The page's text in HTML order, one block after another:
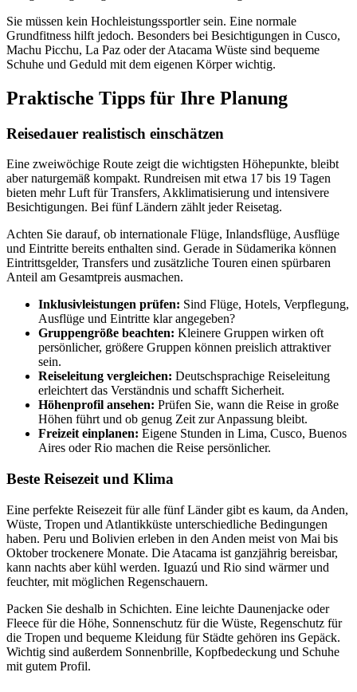
Sie müssen kein Hochleistungssportler sein. Eine normale
Grundfitness hilft jedoch. Besonders bei Besichtigungen in Cusco,
Machu Picchu, La Paz oder der Atacama Wüste sind bequeme
Schuhe und Geduld mit dem eigenen Körper wichtig.
Praktische Tipps für Ihre Planung
Reisedauer realistisch einschätzen
Eine zweiwöchige Route zeigt die wichtigsten Höhepunkte, bleibt
aber naturgemäß kompakt. Rundreisen mit etwa 17 bis 19 Tagen
bieten mehr Luft für Transfers, Akklimatisierung und intensivere
Besichtigungen. Bei fünf Ländern zählt jeder Reisetag.
Achten Sie darauf, ob internationale Flüge, Inlandsflüge, Ausflüge
und Eintritte bereits enthalten sind. Gerade in Südamerika können
Eintrittsgelder, Transfers und zusätzliche Touren einen spürbaren
Anteil am Gesamtpreis ausmachen.
Inklusivleistungen prüfen: Sind Flüge, Hotels, Verpflegung,
Ausflüge und Eintritte klar angegeben?
Gruppengröße beachten: Kleinere Gruppen wirken oft
persönlicher, größere Gruppen können preislich attraktiver
sein.
Reiseleitung vergleichen: Deutschsprachige Reiseleitung
erleichtert das Verständnis und schafft Sicherheit.
Höhenprofil ansehen: Prüfen Sie, wann die Reise in große
Höhen führt und ob genug Zeit zur Anpassung bleibt.
Freizeit einplanen: Eigene Stunden in Lima, Cusco, Buenos
Aires oder Rio machen die Reise persönlicher.
Beste Reisezeit und Klima
Eine perfekte Reisezeit für alle fünf Länder gibt es kaum, da Anden,
Wüste, Tropen und Atlantikküste unterschiedliche Bedingungen
haben. Peru und Bolivien erleben in den Anden meist von Mai bis
Oktober trockenere Monate. Die Atacama ist ganzjährig bereisbar,
kann nachts aber kühl werden. Iguazú und Rio sind wärmer und
feuchter, mit möglichen Regenschauern.
Packen Sie deshalb in Schichten. Eine leichte Daunenjacke oder
Fleece für die Höhe, Sonnenschutz für die Wüste, Regenschutz für
die Tropen und bequeme Kleidung für Städte gehören ins Gepäck.
Wichtig sind außerdem Sonnenbrille, Kopfbedeckung und Schuhe
mit gutem Profil.